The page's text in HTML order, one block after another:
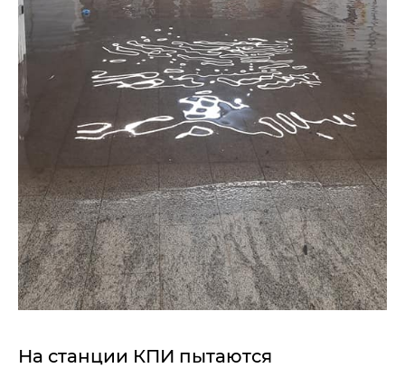
На станции КПИ пытаются